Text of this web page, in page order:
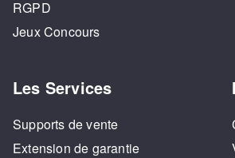
RGPD
Jeux Concours
Les Services
Supports de vente
Extension de garantie